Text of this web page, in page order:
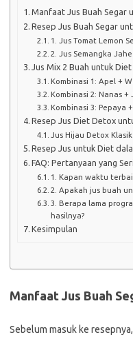
Manfaat Jus Buah Segar
Resep Jus Buah Segar
1. Jus Tomat Lemon
2. Jus Semangka
Jus Mix 2 Buah untuk
Kombinasi 1: Apel +
Kombinasi 2: Nanas +
Kombinasi 3: Pepaya
Resep Jus Diet Detox
Jus Hijau Detox Klasik
Resep Jus untuk Diet
FAQ: Pertanyaan yang
1. Kapan waktu
2. Apakah jus buah
3. Berapa lama
hasilnya?
Kesimpulan
Manfaat Jus Buah
Sebelum masuk ke